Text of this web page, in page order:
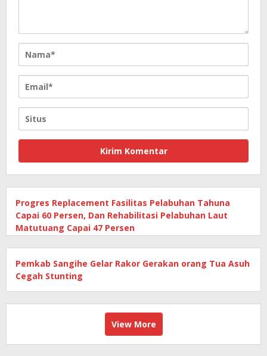
Progres Replacement Fasilitas Pelabuhan Tahuna
Capai 60 Persen, Dan Rehabilitasi Pelabuhan Laut
Matutuang Capai 47 Persen
Pemkab Sangihe Gelar Rakor Gerakan orang Tua Asuh
Cegah Stunting
View More